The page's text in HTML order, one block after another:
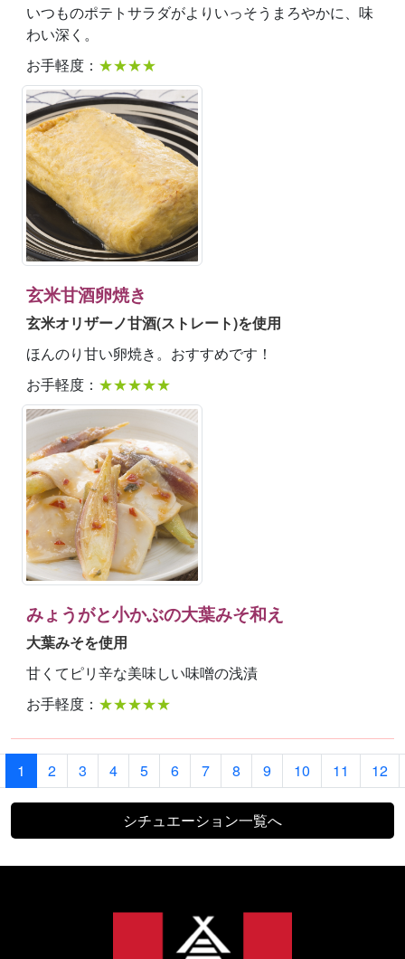
いつものポテトサラダがよりいっそうまろやかに、味
わい深く。
お手軽度： ★★★★
玄米甘酒卵焼き
玄米オリザーノ甘酒(ストレート)を使用
ほんのり甘い卵焼き。おすすめです！
お手軽度： ★★★★★
みょうがと小かぶの大葉みそ和え
大葉みそを使用
甘くてピリ辛な美味しい味噌の浅漬
お手軽度： ★★★★★
1 2 3 4 5 6 7 8 9 10 11 12
シチュエーション一覧へ